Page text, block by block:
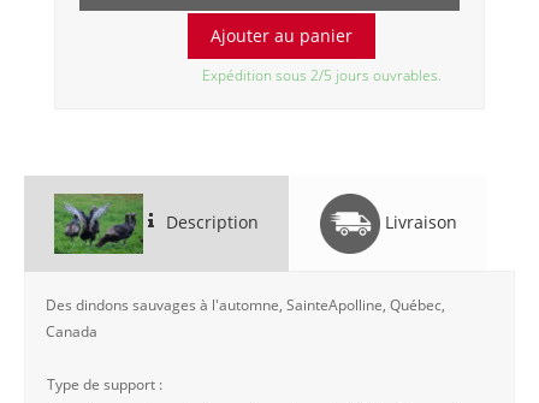
Expédition sous 2/5 jours ouvrables.
Description Livraison
Des dindons sauvages à l'automne, SainteApolline, Québec,
Canada
Type de support :